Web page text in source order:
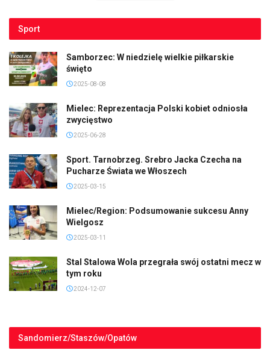
Sport
Samborzec: W niedzielę wielkie piłkarskie
święto
2025-08-08
Mielec: Reprezentacja Polski kobiet odniosła
zwycięstwo
2025-06-28
Sport. Tarnobrzeg. Srebro Jacka Czecha na
Pucharze Świata we Włoszech
2025-03-15
Mielec/Region: Podsumowanie sukcesu Anny
Wielgosz
2025-03-11
Stal Stalowa Wola przegrała swój ostatni mecz w
tym roku
2024-12-07
Sandomierz/Staszów/Opatów